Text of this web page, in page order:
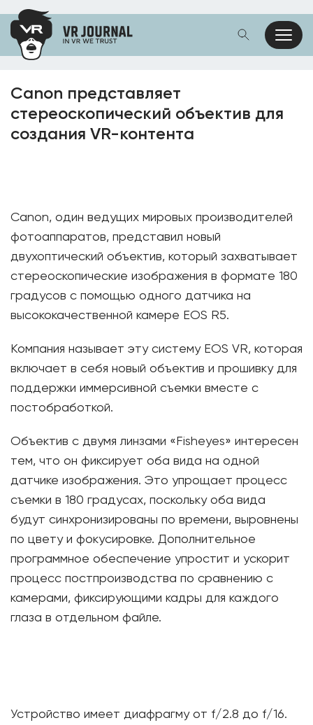
Canon представляет
стереоскопический объектив для
создания VR-контента
Canon, один ведущих мировых производителей
фотоаппаратов, представил новый
двухоптический объектив, который захватывает
стереоскопические изображения в формате 180
градусов с помощью одного датчика на
высококачественной камере EOS R5.
Компания называет эту систему EOS VR, которая
включает в себя новый объектив и прошивку для
поддержки иммерсивной съемки вместе с
постобработкой.
Объектив с двумя линзами «Fisheyes» интересен
тем, что он фиксирует оба вида на одной
датчике изображения. Это упрощает процесс
съемки в 180 градусах, поскольку оба вида
будут синхронизированы по времени, выровнены
по цвету и фокусировке. Дополнительное
программное обеспечение упростит и ускорит
процесс постпроизводства по сравнению с
камерами, фиксирующими кадры для каждого
глаза в отдельном файле.
Устройство имеет диафрагму от f/2.8 до f/16.